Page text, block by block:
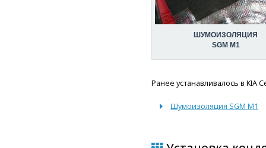
ШУМОИЗОЛЯЦИЯ
SGM M1
Ранее устанавливалось в KIA
Шумоизоляция SGM M1